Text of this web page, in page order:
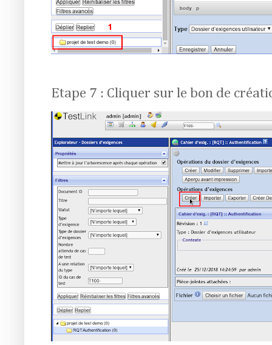
Etape 7 : Cliquer sur le bon de